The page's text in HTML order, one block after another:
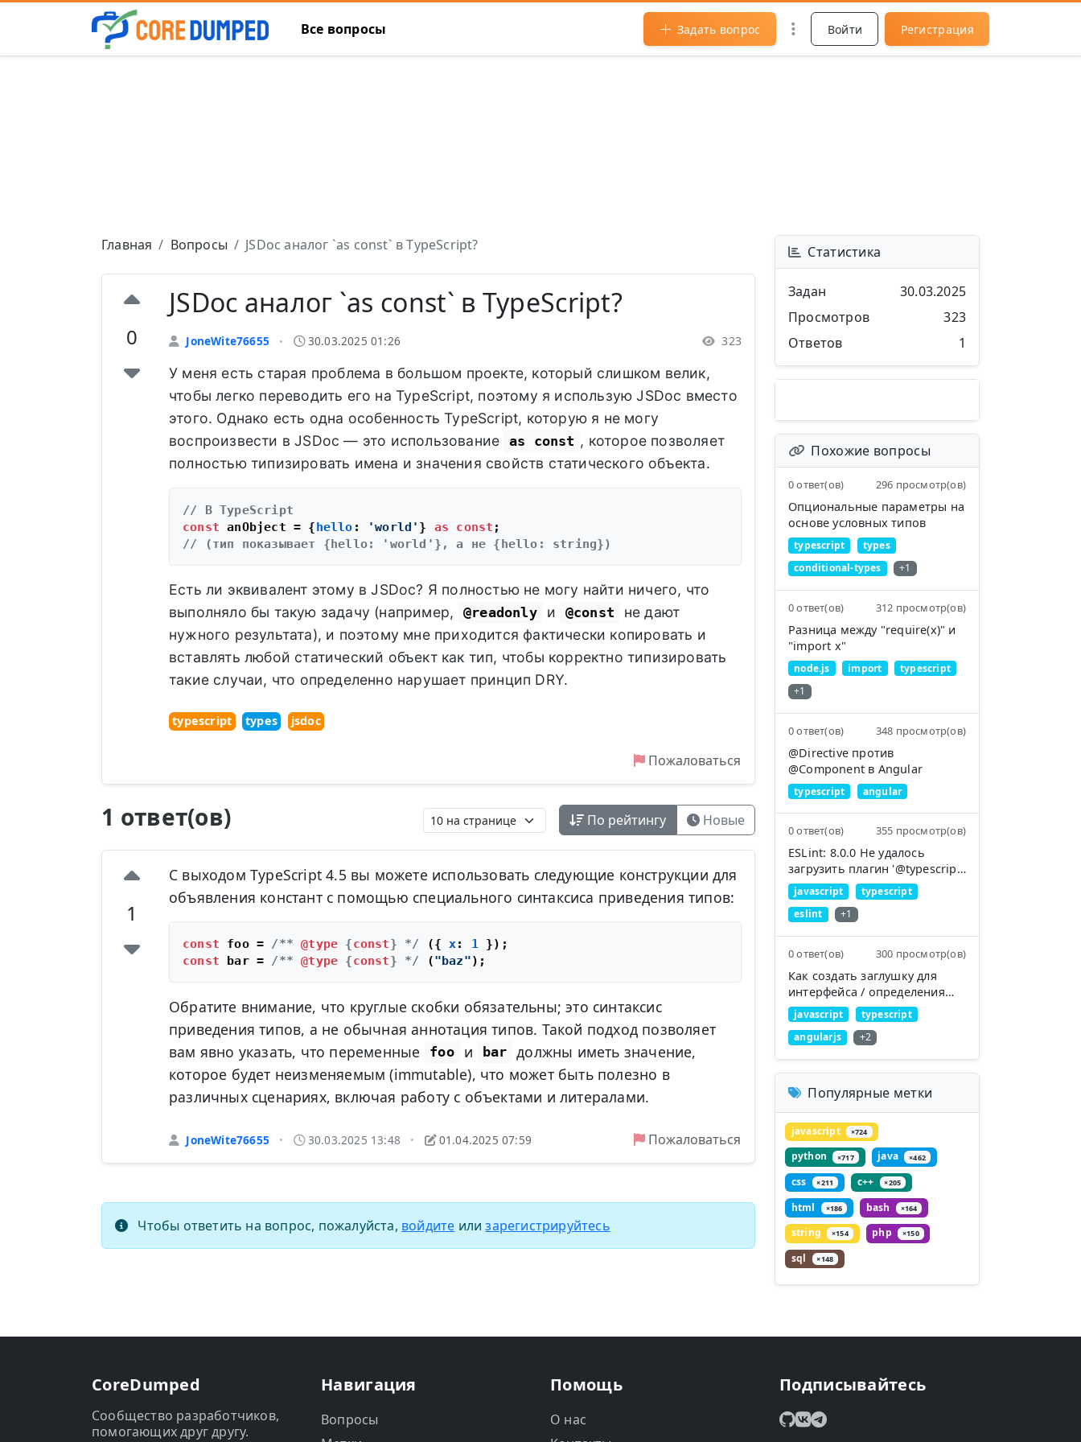
Все вопросы Задать вопрос Войти Регистрация
Главная Вопросы JSDoc аналог `as const` в TypeScript?
0
JSDoc аналог `as const` в TypeScript?
JoneWite76655 • 30.03.2025 01:26 323
У меня есть старая проблема в большом проекте, который слишком велик,
чтобы легко переводить его на TypeScript, поэтому я использую JSDoc вместо
этого. Однако есть одна особенность TypeScript, которую я не могу
воспроизвести в JSDoc — это использование as const , которое позволяет
полностью типизировать имена и значения свойств статического объекта.
// В TypeScript
const anObject = {hello : 'world' } as const
// (тип показывает {hello: 'world'}, а не {hello: string})
Есть ли эквивалент этому в JSDoc? Я полностью не могу найти ничего, что
выполняло бы такую задачу (например,
@readonly и @const
не дают
нужного результата), и поэтому мне приходится фактически копировать и
вставлять любой статический объект как тип, чтобы корректно типизировать
такие случаи, что определенно нарушает принцип DRY.
typescript types jsdoc
Пожаловаться
1 ответ(ов) По рейтингу Новые
1
С выходом TypeScript 4.5 вы можете использовать следующие конструкции для
объявления констант с помощью специального синтаксиса приведения типов:
const foo = /** @type {const} */ ({ x: 1
const bar = /** @type {const} */ ("baz"
Обратите внимание, что круглые скобки обязательны; это синтаксис
приведения типов, а не обычная аннотация типов. Такой подход позволяет
вам явно указать, что переменные
foo и bar должны иметь значение,
которое будет неизменяемым (immutable), что может быть полезно в
различных сценариях, включая работу с объектами и литералами.
JoneWite76655 • 30.03.2025 13:48 • 01.04.2025 07:59 Пожаловаться
Чтобы ответить на вопрос, пожалуйста, войдите илизарегистрируйтесь
Статистика
Задан
30.03.2025
Просмотров
323
Ответов
1
Похожие вопросы
0 ответ(ов) 296 просмотр(ов)
Опциональные параметры на
основе условных типов
typescript
types
conditional-types
+1
0 ответ(ов) 312 просмотр(ов)
Разница между "require(x)" и
"import x"
node.js import
typescript
+1
0 ответ(ов) 348 просмотр(ов)
@Directive против
@Component в Angular
typescript angular
0 ответ(ов) 355 просмотр(ов)
ESLint: 8.0.0 Не удалось
загрузить плагин '@typescript-
eslint'
javascript
typescript
eslint
+1
0 ответ(ов) 300 просмотр(ов)
Как создать заглушку для
интерфейса / определения
типа в TypeScript?
javascript
typescript
angularjs
+2
Популярные метки
javascript ×724
python ×717 java ×462
css ×211 c++ ×205
html ×186 bash ×164
string ×154 php ×150
sql ×148
CoreDumped
Сообщество разработчиков,
помогающих друг другу.
Навигация
Вопросы
Помощь
О нас
Подписывайтесь